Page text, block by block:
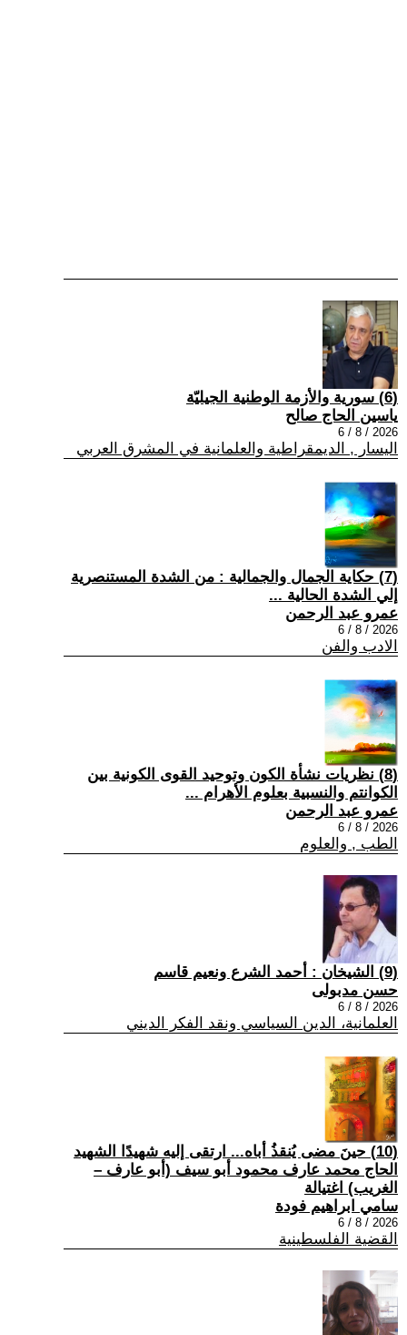
(6) سورية والأزمة الوطنية الجيليّة
ياسين الحاج صالح
2026 / 8 / 6
اليسار , الديمقراطية والعلمانية في المشرق العربي
(7) حكاية الجمال والجمالية : من الشدة المستنصرية
إلي الشدة الحالية ...
عمرو عبد الرحمن
2026 / 8 / 6
الادب والفن
(8) نظريات نشأة الكون وتوحيد القوى الكونية بين
الكوانتم والنسبية بعلوم الأهرام ...
عمرو عبد الرحمن
2026 / 8 / 6
الطب , والعلوم
(9) الشيخان : أحمد الشرع ونعيم قاسم
حسن مدبولى
2026 / 8 / 6
العلمانية، الدين السياسي ونقد الفكر الديني
(10) حينَ مضى يُنقذُ أباه... ارتقى إليه شهيدًا الشهيد
الحاج محمد عارف محمود أبو سيف (أبو عارف –
الغريب) اغتيالة
سامي ابراهيم فودة
2026 / 8 / 6
القضية الفلسطينية